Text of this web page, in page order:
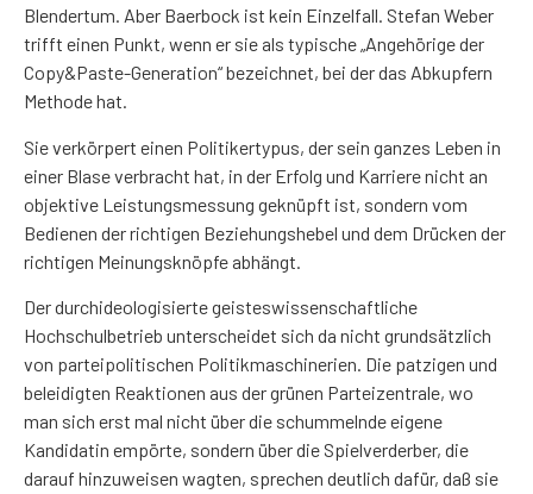
Blendertum. Aber Baerbock ist kein Einzelfall. Stefan Weber
trifft einen Punkt, wenn er sie als typische „Angehörige der
Copy&Paste-Generation“ bezeichnet, bei der das Abkupfern
Methode hat.
Sie verkörpert einen Politikertypus, der sein ganzes Leben in
einer Blase verbracht hat, in der Erfolg und Karriere nicht an
objektive Leistungsmessung geknüpft ist, sondern vom
Bedienen der richtigen Beziehungshebel und dem Drücken der
richtigen Meinungsknöpfe abhängt.
Der durchideologisierte geisteswissenschaftliche
Hochschulbetrieb unterscheidet sich da nicht grundsätzlich
von parteipolitischen Politikmaschinerien. Die patzigen und
beleidigten Reaktionen aus der grünen Parteizentrale, wo
man sich erst mal nicht über die schummelnde eigene
Kandidatin empörte, sondern über die Spielverderber, die
darauf hinzuweisen wagten, sprechen deutlich dafür, daß sie